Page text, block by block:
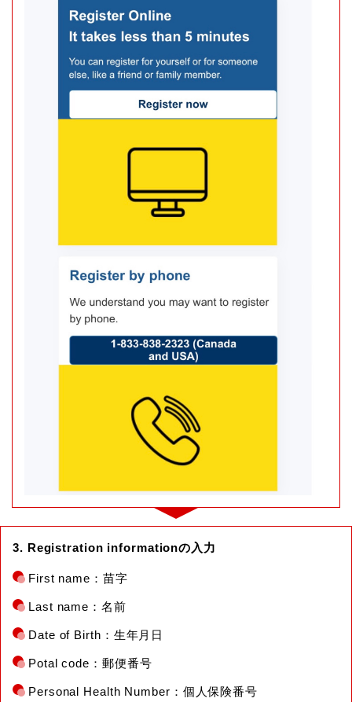
3. Registration informationの入力
First name：苗字
Last name：名前
Date of Birth：生年月日
Potal code：郵便番号
Personal Health Number：個人保険番号